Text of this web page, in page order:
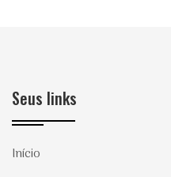
Seus links
Início